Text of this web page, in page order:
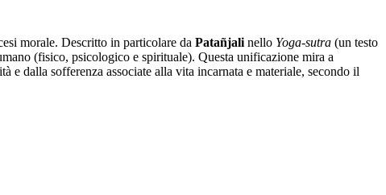
morale. Descritto in particolare da Patañjali nello Yoga-sutra (un testo
(fisico, psicologico e spirituale). Questa unificazione mira a
dalla sofferenza associate alla vita incarnata e materiale, secondo il